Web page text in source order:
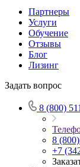
Партнеры
Услуги
Обучение
Отзывы
Блог
Лизинг
Задать вопрос
8 (800)
8
+7